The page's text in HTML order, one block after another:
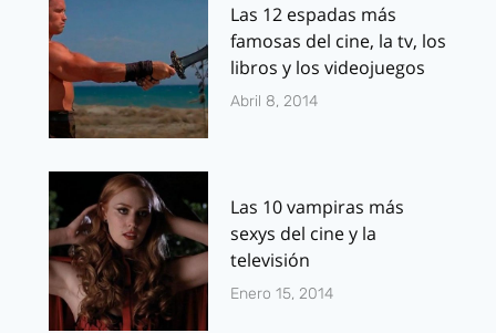
Las 12 espadas más
famosas del cine, la tv, los
libros y los videojuegos
Abril 8, 2014
Las 10 vampiras más
sexys del cine y la
televisión
Enero 15, 2014